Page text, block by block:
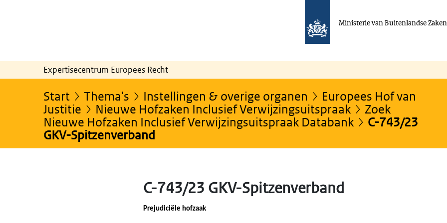
Ministerie van Buitenlandse Zaken
Expertisecentrum Europees Recht
Start Thema's Instellingen & overige organen
Europees Hof van
Justitie
Nieuwe Hofzaken Inclusief Verwijzingsuitspraak
Zoek
Nieuwe Hofzaken Inclusief Verwijzingsuitspraak Databank
C-743/23
GKV-Spitzenverband
C-743/23 GKV-Spitzenverband
Prejudiciële hofzaak